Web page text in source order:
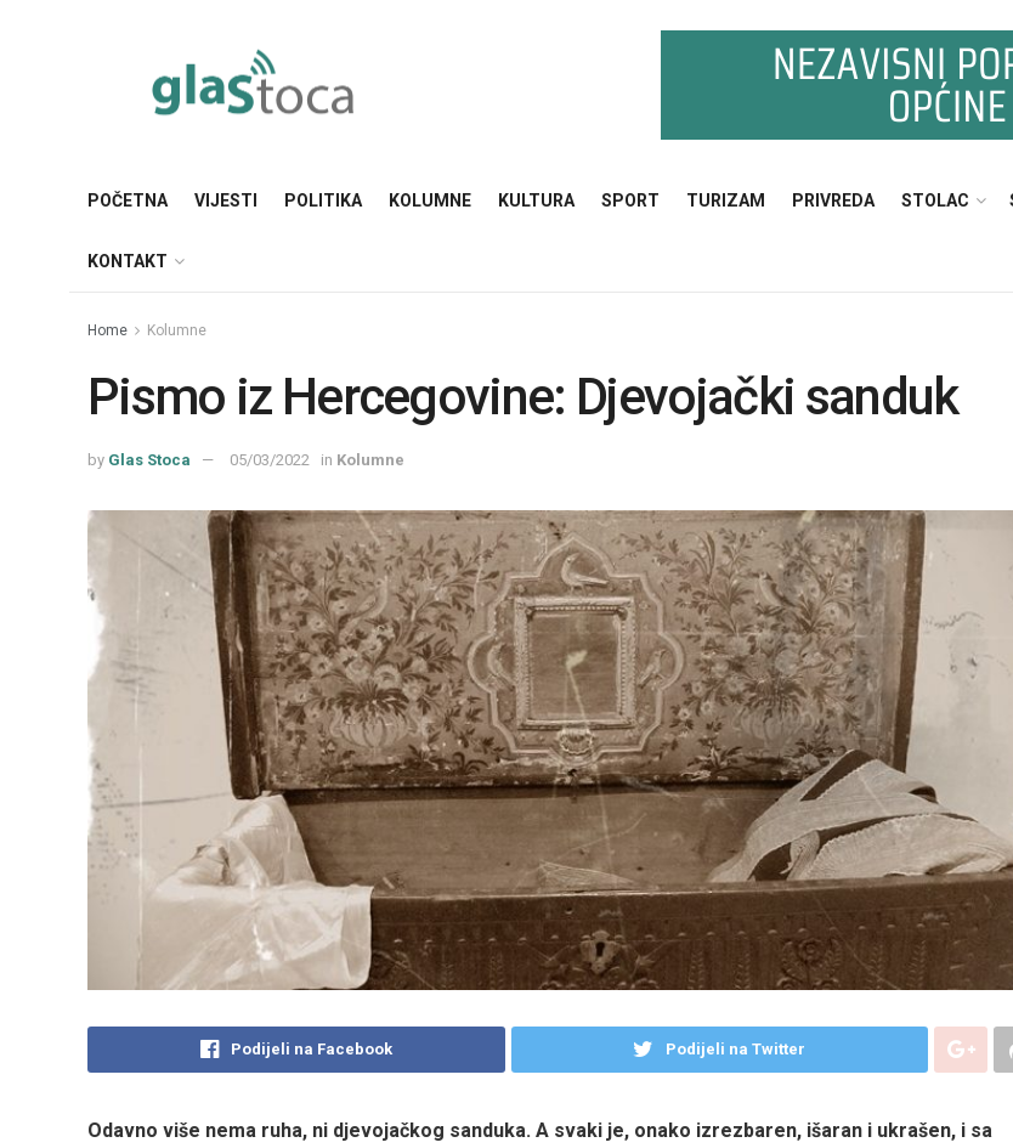
POČETNA VIJESTI POLITIKA KOLUMNE KULTURA SPORT TURIZAM PRIVREDA STOLAC
KONTAKT
Home Kolumne
Pismo iz Hercegovine: Djevojački sanduk
by Glas Stoca 05/03/2022 in Kolumne
Podijeli na Facebook Podijeli na Twitter
Odavno više nema ruha, ni djevojačkog sanduka. A svaki je, onako izrezbaren, išaran i ukrašen, i sa